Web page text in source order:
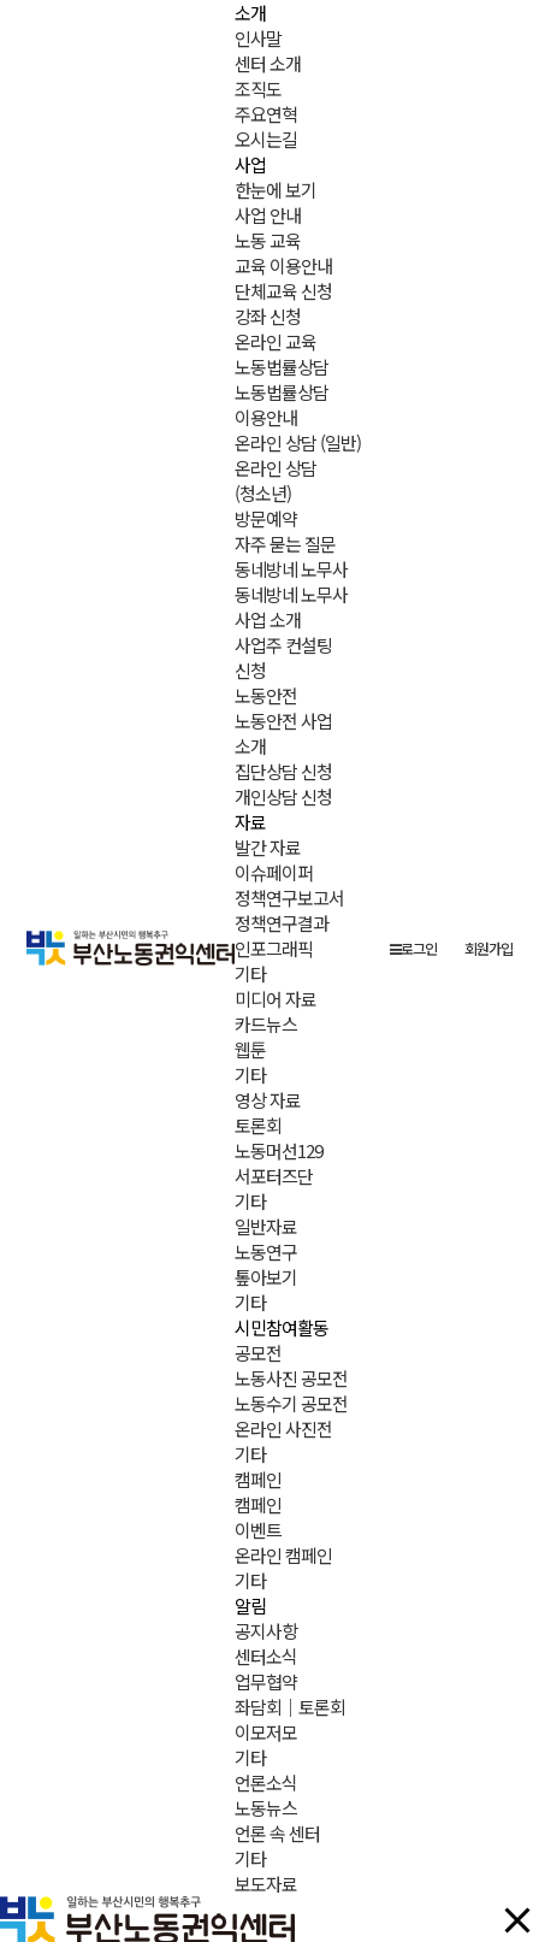
소개
인사말
센터 소개
조직도
주요연혁
오시는길
사업
한눈에 보기
사업 안내
노동 교육
교육 이용안내
단체교육 신청
강좌 신청
온라인 교육
노동법률상담
노동법률상담
이용안내
온라인 상담 (일반)
온라인 상담
(청소년)
방문예약
자주 묻는 질문
동네방네 노무사
동네방네 노무사
사업 소개
사업주 컨설팅
신청
노동안전
노동안전 사업
소개
집단상담 신청
개인상담 신청
자료
발간 자료
이슈페이퍼
정책연구보고서
정책연구결과
인포그래픽
기타
미디어 자료
카드뉴스
웹툰
기타
영상 자료
토론회
노동머선129
서포터즈단
기타
일반자료
노동연구
톺아보기
기타
시민참여활동
공모전
노동사진 공모전
노동수기 공모전
온라인 사진전
기타
캠페인
캠페인
이벤트
온라인 캠페인
기타
알림
공지사항
센터소식
업무협약
좌담회｜토론회
이모저모
기타
언론소식
노동뉴스
언론 속 센터
기타
보도자료
로그인 회원가입